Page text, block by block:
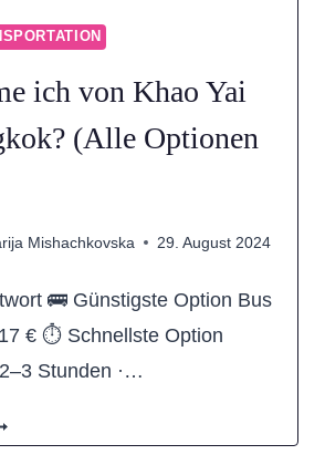
ich von Khao Yai
(Alle Optionen
Mishachkovska 29. August 2024
🚌 Günstigste Option Bus
€ ⏱ Schnellste Option
Stunden ·…